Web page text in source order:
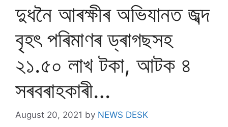
দুধনৈ আৰক্ষীৰ অভিযানত জব্দ
বৃহৎ পৰিমাণৰ ড্ৰাগছসহ
২১.৫০ লাখ টকা, আটক ৪
সৰবৰাহকাৰী…
August 20, 2021 by NEWS DESK